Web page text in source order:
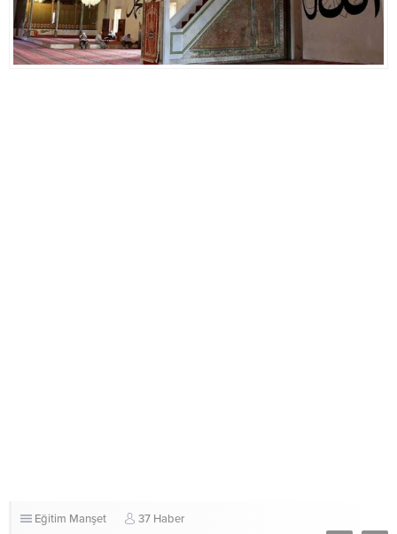
Eğitim Manşet 37 Haber